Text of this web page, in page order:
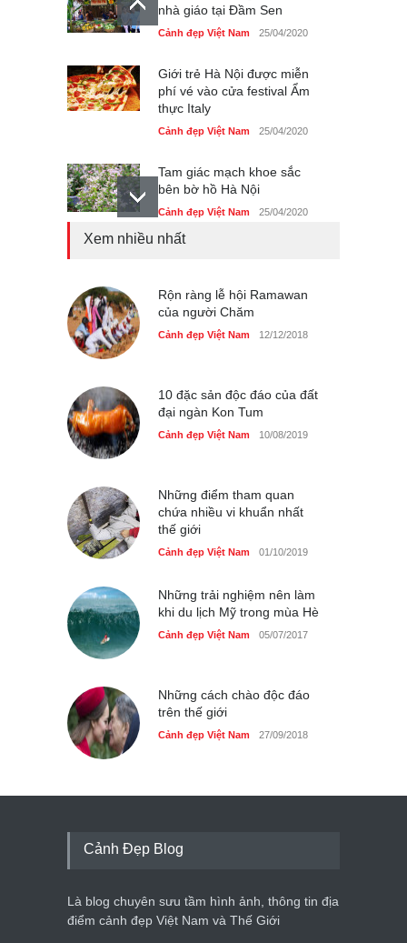
nhà giáo tại Đầm Sen
Cảnh đẹp Việt Nam 25/04/2020
Giới trẻ Hà Nội được miễn
phí vé vào cửa festival Ẩm
thực Italy
Cảnh đẹp Việt Nam 25/04/2020
Tam giác mạch khoe sắc
bên bờ hồ Hà Nội
Cảnh đẹp Việt Nam 25/04/2020
Cảnh đẹp Việt Nam 24/04/2020
Những món ăn đồng quê
Xem nhiều nhất
Rộn ràng lễ hội Ramawan
của người Chăm
Cảnh đẹp Việt Nam 12/12/2018
10 đặc sản độc đáo của đất
đại ngàn Kon Tum
Cảnh đẹp Việt Nam 10/08/2019
Những điểm tham quan
chứa nhiều vi khuẩn nhất
thế giới
Cảnh đẹp Việt Nam 01/10/2019
Những trải nghiệm nên làm
khi du lịch Mỹ trong mùa Hè
Cảnh đẹp Việt Nam 05/07/2017
Những cách chào độc đáo
trên thế giới
Cảnh đẹp Việt Nam 27/09/2018
Cảnh Đẹp Blog
Là blog chuyên sưu tầm hình ảnh, thông tin địa
điểm cảnh đẹp Việt Nam và Thế Giới